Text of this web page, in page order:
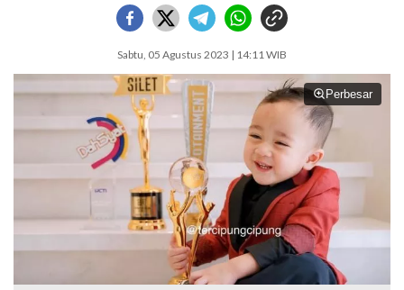
Sabtu, 05 Agustus 2023 | 14:11 WIB
Perbesar